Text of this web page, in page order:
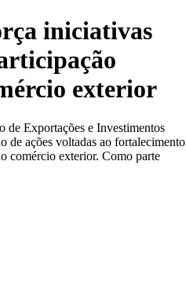
iniciativas
exterior
de Exportações e Investimentos
de ações voltadas ao fortalecimento
comércio exterior. Como parte